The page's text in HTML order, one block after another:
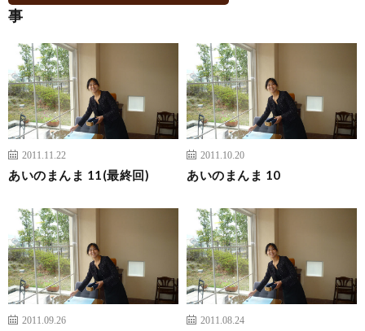
事
2011.11.22
あいのまんま 11(最終回)
2011.10.20
あいのまんま 10
2011.09.26 2011.08.24